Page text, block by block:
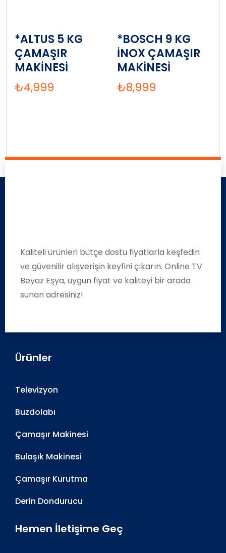
*ALTUS 5 KG
ÇAMAŞIR
MAKİNESİ
₺4,999
*BOSCH 9 KG
İNOX ÇAMAŞIR
MAKİNESİ
₺8,999
Kaliteli ürünleri bütçe dostu fiyatlarla keşfedin
ve güvenilir alışverişin keyfini çıkarın. Online TV
Beyaz Eşya, uygun fiyat ve kaliteyi bir arada
sunan adresiniz!
Ürünler
Televizyon
Buzdolabı
Çamaşır Makinesi
Bulaşık Makinesi
Çamaşır Kurutma
Derin Dondurucu
Hemen İletişime Geç